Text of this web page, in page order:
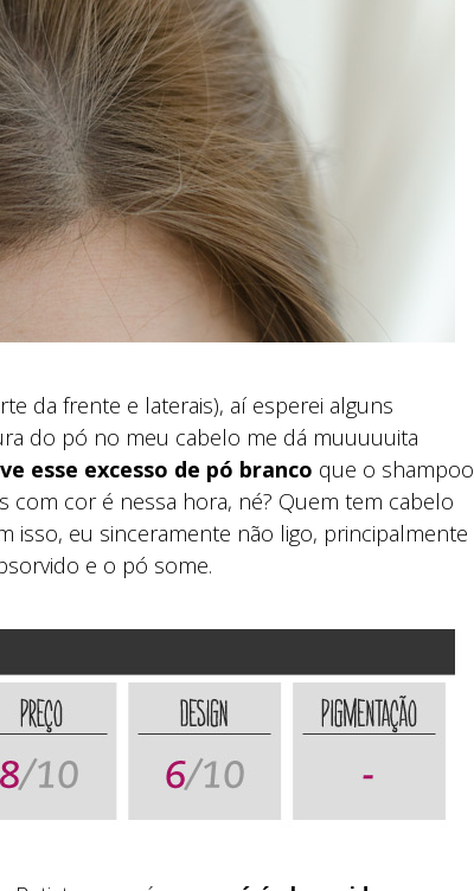
da frente e laterais), aí esperei alguns
do pó no meu cabelo me dá muuuuuita
esse excesso de pó branco que o shampoo
com cor é nessa hora, né? Quem tem cabelo
isso, eu sinceramente não ligo, principalmente
e o pó some.